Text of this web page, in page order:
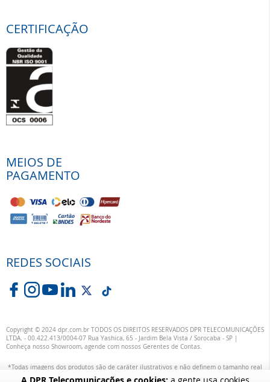
CERTIFICAÇÃO
MEIOS DE
PAGAMENTO
REDES SOCIAIS
Copyright © 2024 dpr.com.br TODOS OS DIREITOS RESERVADOS DPR TELECOMUNICAÇÕES
LTDA. - 00.422.413/0004-07 Rua Yashica, 65 - Jardim Bela Vista / Sorocaba - SP |
Conheça nosso Showroom, agende com nossos Gerentes de Contas.
*Todas imagens dos produtos são de caráter ilustrativos e não definem o tamanho real
ou exata definição das suas cores.